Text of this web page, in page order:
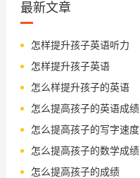
最新文章
怎样提升孩子英语听力
怎样提升孩子英语
怎么样提升孩子的英语
怎么提高孩子的英语成绩
怎么提高孩子的写字速度
怎么提高孩子的数学成绩
怎么提高孩子的成绩